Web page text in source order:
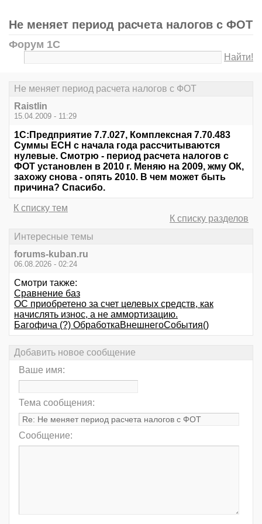
Не меняет период расчета налогов с ФОТ
Форум 1С
Найти!
Не меняет период расчета налогов с ФОТ
Raistlin
15.04.2009 - 11:29
1С:Предприятие 7.7.027, Комплексная 7.70.483
Суммы ЕСН с начала года рассчитываются
нулевые. Смотрю - период расчета налогов с
ФОТ установлен в 2010 г. Меняю на 2009, жму ОК,
захожу снова - опять 2010. В чем может быть
причина? Спасибо.
К списку тем
К списку разделов
Интересные темы
forums-kuban.ru
06.08.2026 - 02:24
Смотри также:
Сравнение баз
ОС приобретено за счет целевых средств, как
начислять износ, а не аммортизацию.
Багофича (?) ОбработкаВнешнегоСобытия()
Добавить новое сообщение
Ваше имя:
Тема сообщения:
Сообщение: